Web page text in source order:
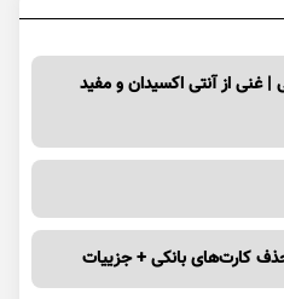
| غنی از آنتی اکسیدان و مفید
کارت‌های بانکی + جزییات